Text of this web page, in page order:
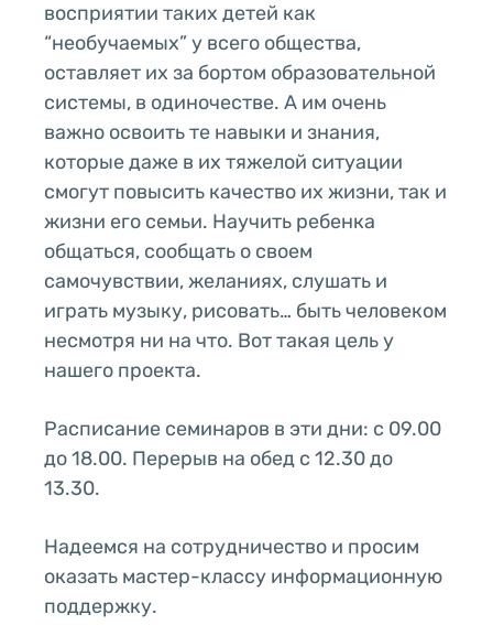
восприятии таких детей как
“необучаемых” у всего общества,
оставляет их за бортом образовательной
системы, в одиночестве. А им очень
важно освоить те навыки и знания,
которые даже в их тяжелой ситуации
смогут повысить качество их жизни, так и
жизни его семьи. Научить ребенка
общаться, сообщать о своем
самочувствии, желаниях, слушать и
играть музыку, рисовать… быть человеком
несмотря ни на что. Вот такая цель у
нашего проекта.
Расписание семинаров в эти дни: с 09.00
до 18.00. Перерыв на обед с 12.30 до
13.30.
Надеемся на сотрудничество и просим
оказать мастер-классу информационную
поддержку.